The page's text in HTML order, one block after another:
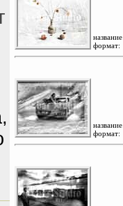
формат:
формат: